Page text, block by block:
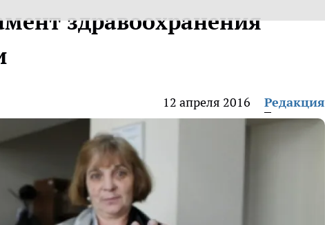
здравоохранения
12 апреля 2016 Редакция